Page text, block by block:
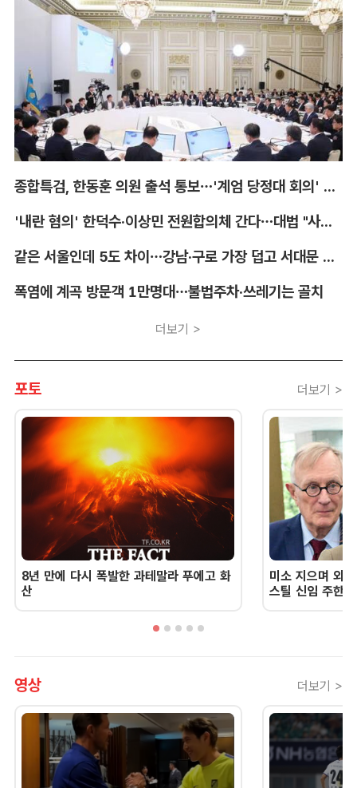
종합특검, 한동훈 의원 출석 통보…'계엄 당정대 회의' 참고인
'내란 혐의' 한덕수·이상민 전원합의체 간다…대법 "사법적 평가 필요"
같은 서울인데 5도 차이…강남·구로 가장 덥고 서대문 낮다
폭염에 계곡 방문객 1만명대…불법주차·쓰레기는 골치
더보기 >
포토 더보기 >
8년 만에 다시 폭발한 과테말라 푸에고 화
산
미소 지으며 외
스틸 신임 주한
영상 더보기 >